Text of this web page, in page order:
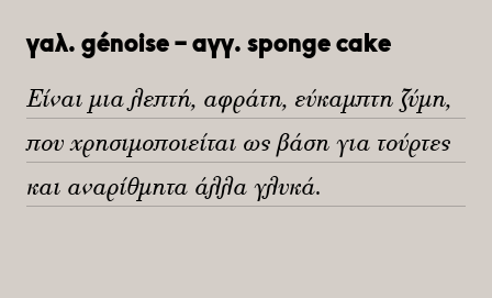
γαλ. génoise – αγγ. sponge cake
Είναι μια λεπτή, αφράτη, εύκαμπτη ζύμη,
που χρησιμοποιείται ως βάση για τούρτες
και αναρίθμητα άλλα γλυκά.